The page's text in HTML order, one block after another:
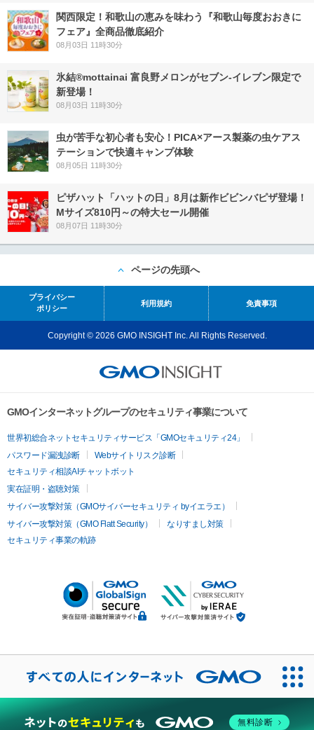
関西限定！和歌山の恵みを味わう『和歌山毎度おおきに
フェア』全商品徹底紹介
08月03日 11時30分
氷結®mottainai 富良野メロンがセブン‐イレブン限定で
新登場！
08月03日 11時30分
虫が苦手な初心者も安心！PICA×アース製薬の虫ケアス
テーションで快適キャンプ体験
08月05日 11時30分
ピザハット「ハットの日」8月は新作ビビンバピザ登場！
Mサイズ810円～の特大セール開催
08月07日 11時30分
ページの先頭へ
プライバシー
ポリシー
利用規約 免責事項
Copyright © 2026 GMO INSIGHT Inc. All Rights Reserved.
GMOインターネットグループのセキュリティ事業について
世界初総合ネットセキュリティサービス「GMOセキュリティ24」
パスワード漏洩診断
Webサイトリスク診断
セキュリティ相談AIチャットボット
実在証明・盗聴対策
サイバー攻撃対策（GMOサイバーセキュリティ byイエラエ）
サイバー攻撃対策（GMO Flatt Security）
なりすまし対策
セキュリティ事業の軌跡
無料診断